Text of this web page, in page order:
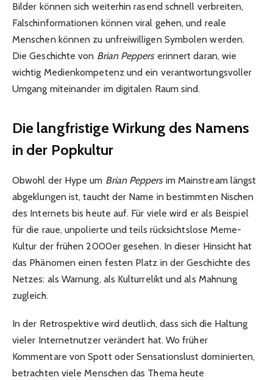
Bilder können sich weiterhin rasend schnell verbreiten,
Falschinformationen können viral gehen, und reale
Menschen können zu unfreiwilligen Symbolen werden.
Die Geschichte von Brian Pepperserinnert daran, wie
wichtig Medienkompetenz und ein verantwortungsvoller
Umgang miteinander im digitalen Raum sind.
Die langfristige Wirkung des Namens
in der Popkultur
Obwohl der Hype um Brian Peppersim Mainstream längst
abgeklungen ist, taucht der Name in bestimmten Nischen
des Internets bis heute auf. Für viele wird er als Beispiel
für die raue, unpolierte und teils rücksichtslose Meme-
Kultur der frühen 2000er gesehen. In dieser Hinsicht hat
das Phänomen einen festen Platz in der Geschichte des
Netzes: als Warnung, als Kulturrelikt und als Mahnung
zugleich.
In der Retrospektive wird deutlich, dass sich die Haltung
vieler Internetnutzer verändert hat. Wo früher
Kommentare von Spott oder Sensationslust dominierten,
betrachten viele Menschen das Thema heute